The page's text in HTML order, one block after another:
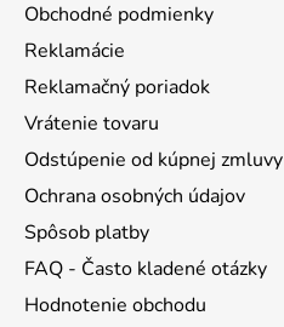
Obchodné podmienky
Reklamácie
Reklamačný poriadok
Vrátenie tovaru
Odstúpenie od kúpnej zmluvy
Ochrana osobných údajov
Spôsob platby
FAQ - Často kladené otázky
Hodnotenie obchodu